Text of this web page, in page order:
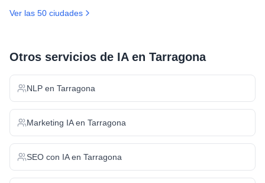
Ver las 50 ciudades
Otros servicios de IA en Tarragona
NLP en Tarragona
Marketing IAen Tarragona
SEO con IAen Tarragona